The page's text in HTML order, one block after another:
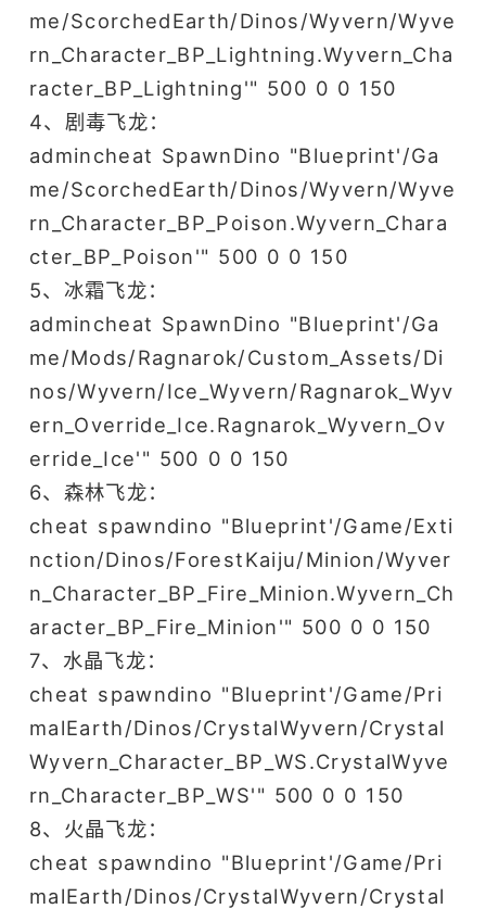
me/ScorchedEarth/Dinos/Wyvern/Wyve
rn_Character_BP_Lightning.Wyvern_Cha
racter_BP_Lightning'" 500 0 0 150
4、剧毒飞龙：
admincheat SpawnDino "Blueprint'/Ga
me/ScorchedEarth/Dinos/Wyvern/Wyve
rn_Character_BP_Poison.Wyvern_Chara
cter_BP_Poison'" 500 0 0 150
5、冰霜飞龙：
admincheat SpawnDino "Blueprint'/Ga
me/Mods/Ragnarok/Custom_Assets/Di
nos/Wyvern/Ice_Wyvern/Ragnarok_Wyv
ern_Override_Ice.Ragnarok_Wyvern_Ov
erride_Ice'" 500 0 0 150
6、森林飞龙：
cheat spawndino "Blueprint'/Game/Exti
nction/Dinos/ForestKaiju/Minion/Wyver
n_Character_BP_Fire_Minion.Wyvern_Ch
aracter_BP_Fire_Minion'" 500 0 0 150
7、水晶飞龙：
cheat spawndino "Blueprint'/Game/Pri
malEarth/Dinos/CrystalWyvern/Crystal
Wyvern_Character_BP_WS.CrystalWyve
rn_Character_BP_WS'" 500 0 0 150
8、火晶飞龙：
cheat spawndino "Blueprint'/Game/Pri
malEarth/Dinos/CrystalWyvern/Crystal